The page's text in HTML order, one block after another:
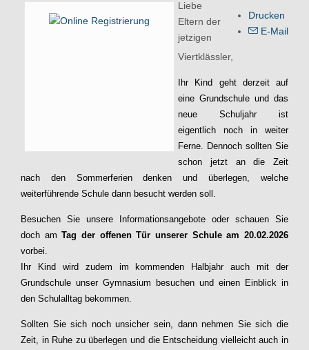
Drucken
E-Mail
Liebe
Eltern der
jetzigen
Viertklässler,
Ihr Kind geht derzeit auf
eine Grundschule und das
neue Schuljahr ist
eigentlich noch in weiter
Ferne. Dennoch sollten Sie
schon jetzt an die Zeit
nach den Sommerferien denken und überlegen, welche
weiterführende Schule dann besucht werden soll.
Besuchen Sie unsere Informationsangebote oder schauen Sie
doch amTag der offenen Tür unserer Schule am 20.02.2026
vorbei.
Ihr Kind wird zudem im kommenden Halbjahr auch mit der
Grundschule unser Gymnasium besuchen und einen Einblick in
den Schulalltag bekommen.
Sollten Sie sich noch unsicher sein, dann nehmen Sie sich die
Zeit, in Ruhe zu überlegen und die Entscheidung vielleicht auch in